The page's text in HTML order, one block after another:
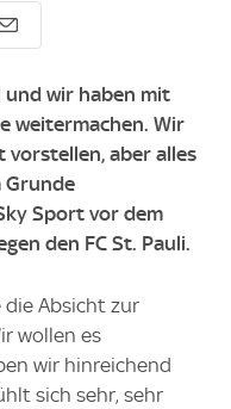
und wir haben mit
weitermachen. Wir
vorstellen, aber alles
Grunde
Sport vor dem
den FC St. Pauli.
die Absicht zur
wollen es
wir hinreichend
sich sehr, sehr